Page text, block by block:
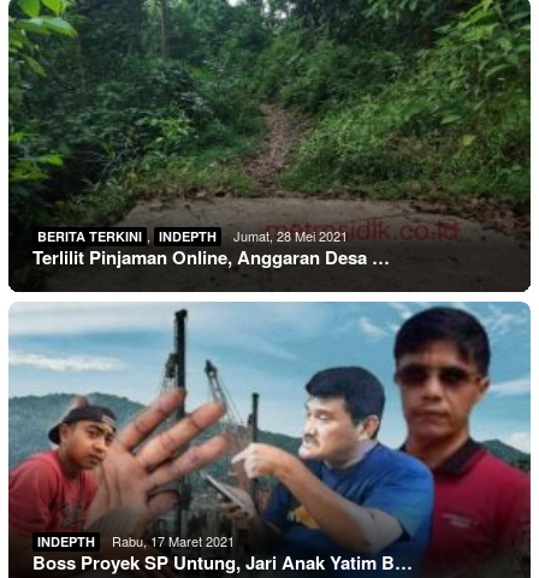
BERITA TERKINI , INDEPTH Jumat, 28 Mei 2021
Terlilit Pinjaman Online, Anggaran Desa …
INDEPTH Rabu, 17 Maret 2021
Boss Proyek SP Untung, Jari Anak Yatim B…